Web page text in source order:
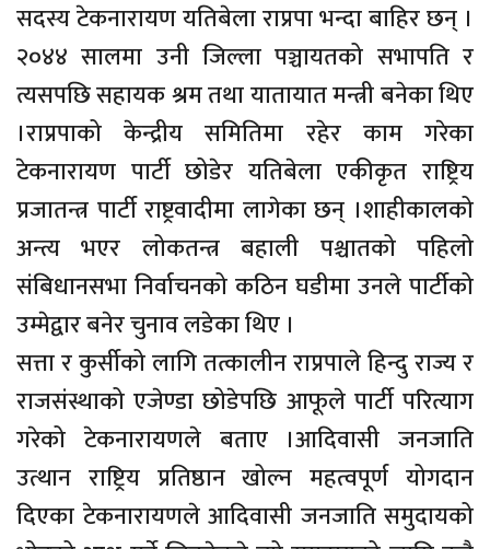
सदस्य टेकनारायण यतिबेला राप्रपा भन्दा बाहिर छन् ।
२०४४ सालमा उनी जिल्ला पञ्चायतको सभापति र
त्यसपछि सहायक श्रम तथा यातायात मन्त्री बनेका थिए
।राप्रपाको केन्द्रीय समितिमा रहेर काम गरेका
टेकनारायण पार्टी छोडेर यतिबेला एकीकृत राष्ट्रिय
प्रजातन्त्र पार्टी राष्ट्रवादीमा लागेका छन् ।शाहीकालको
अन्त्य भएर लोकतन्त्र बहाली पश्चातको पहिलो
संबिधानसभा निर्वाचनको कठिन घडीमा उनले पार्टीको
उम्मेद्वार बनेर चुनाव लडेका थिए ।
सत्ता र कुर्सीको लागि तत्कालीन राप्रपाले हिन्दु राज्य र
राजसंस्थाको एजेण्डा छोडेपछि आफूले पार्टी परित्याग
गरेको टेकनारायणले बताए ।आदिवासी जनजाति
उत्थान राष्ट्रिय प्रतिष्ठान खोल्न महत्वपूर्ण योगदान
दिएका टेकनारायणले आदिवासी जनजाति समुदायको